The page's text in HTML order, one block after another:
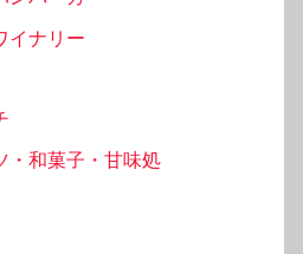
イナリー
・和菓子・甘味処